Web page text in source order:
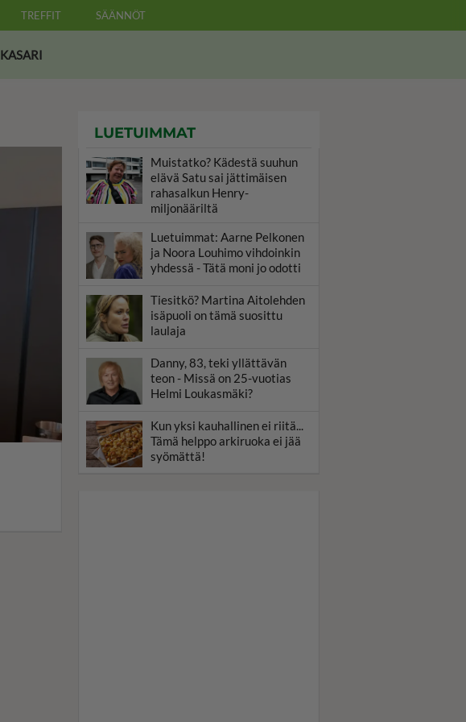
TREFFIT SÄÄNNÖT
KASARI
LUETUIMMAT
Muistatko? Kädestä suuhun
elävä Satu sai jättimäisen
rahasalkun Henry-
miljonääriltä
Luetuimmat: Aarne Pelkonen
ja Noora Louhimo vihdoinkin
yhdessä - Tätä moni jo odotti
Tiesitkö? Martina Aitolehden
isäpuoli on tämä suosittu
laulaja
Danny, 83, teki yllättävän
teon - Missä on 25-vuotias
Helmi Loukasmäki?
Kun yksi kauhallinen ei riitä...
Tämä helppo arkiruoka ei jää
syömättä!